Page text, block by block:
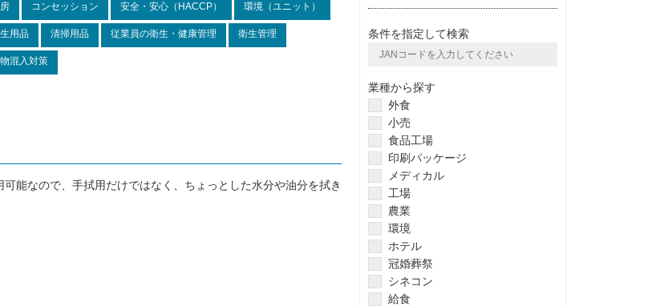
コンセッション 安全・安心（HACCP） 環境（ユニット）
用品 清掃用品 従業員の衛生・健康管理 衛生管理
混入対策
能なので、手拭用だけではなく、ちょっとした水分や油分を拭き
条件を指定して検索
業種から探す
外食
小売
食品工場
印刷パッケージ
メディカル
工場
農業
環境
ホテル
冠婚葬祭
シネコン
給食